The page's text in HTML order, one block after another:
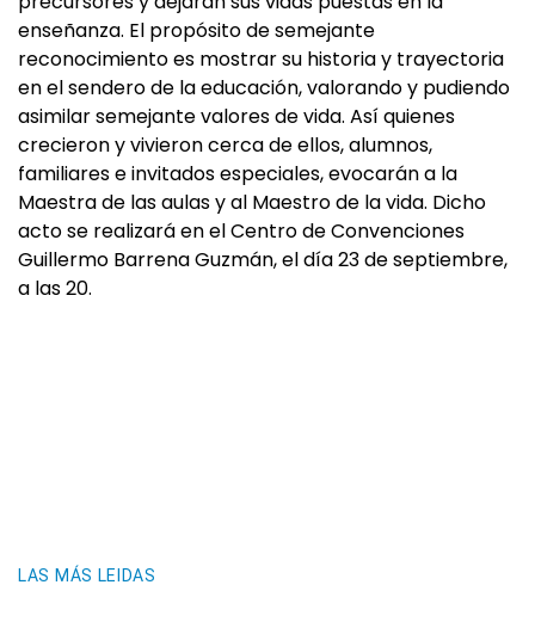
enseñanza. El propósito de semejante
reconocimiento es mostrar su historia y trayectoria
en el sendero de la educación, valorando y pudiendo
asimilar semejante valores de vida. Así quienes
crecieron y vivieron cerca de ellos, alumnos,
familiares e invitados especiales, evocarán a la
Maestra de las aulas y al Maestro de la vida. Dicho
acto se realizará en el Centro de Convenciones
Guillermo Barrena Guzmán, el día 23 de septiembre,
a las 20.
LAS MÁS LEIDAS